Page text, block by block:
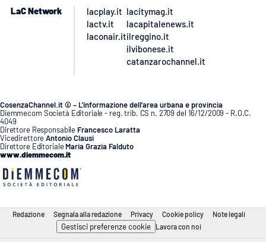
LaC Network
lacplay.it
lactv.it
laconair.it
lacitymag.it
lacapitalenews.it
ilreggino.it
ilvibonese.it
catanzarochannel.it
CosenzaChannel.it © – L’informazione dell’area urbana e provincia
Diemmecom Società Editoriale - reg. trib. CS n. 2709 del 16/12/2009 - R.O.C.
4049
Direttore Responsabile Francesco Laratta
VicedirettoreAntonio Clausi
Direttore Editoriale Maria Grazia Falduto
www.diemmecom.it
Redazione Segnala alla redazione Privacy Cookie policy Note legali
Gestisci preferenze cookie Lavora con noi